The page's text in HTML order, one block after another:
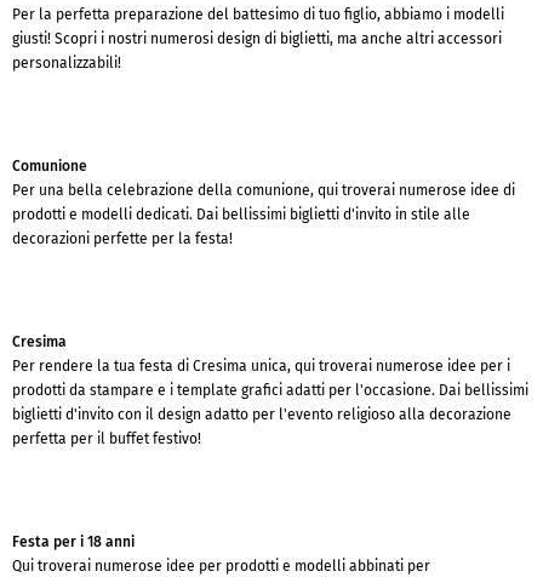
Per la perfetta preparazione del battesimo di tuo figlio, abbiamo i modelli
giusti! Scopri i nostri numerosi design di biglietti, ma anche altri accessori
personalizzabili!
Comunione
Per una bella celebrazione della comunione, qui troverai numerose idee di
prodotti e modelli dedicati. Dai bellissimi biglietti d'invito in stile alle
decorazioni perfette per la festa!
Cresima
Per rendere la tua festa di Cresima unica, qui troverai numerose idee per i
prodotti da stampare e i template grafici adatti per l'occasione. Dai bellissimi
biglietti d'invito con il design adatto per l'evento religioso alla decorazione
perfetta per il buffet festivo!
Festa per i 18 anni
Qui troverai numerose idee per prodotti e modelli abbinati per